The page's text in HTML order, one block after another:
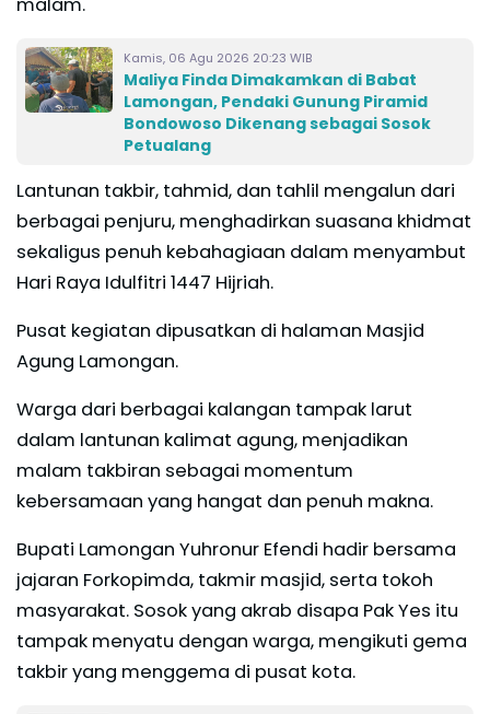
Kamis, 06 Agu 2026 20:23 WIB
Maliya Finda Dimakamkan di Babat
Lamongan, Pendaki Gunung Piramid
Bondowoso Dikenang sebagai Sosok
Petualang
Lantunan takbir, tahmid, dan tahlil mengalun dari
berbagai penjuru, menghadirkan suasana khidmat
sekaligus penuh kebahagiaan dalam menyambut
Hari Raya Idulfitri 1447 Hijriah.
Pusat kegiatan dipusatkan di halaman Masjid
Agung Lamongan.
Warga dari berbagai kalangan tampak larut
dalam lantunan kalimat agung, menjadikan
malam takbiran sebagai momentum
kebersamaan yang hangat dan penuh makna.
Bupati Lamongan Yuhronur Efendi hadir bersama
jajaran Forkopimda, takmir masjid, serta tokoh
masyarakat. Sosok yang akrab disapa Pak Yes itu
tampak menyatu dengan warga, mengikuti gema
takbir yang menggema di pusat kota.